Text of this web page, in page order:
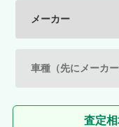
査定